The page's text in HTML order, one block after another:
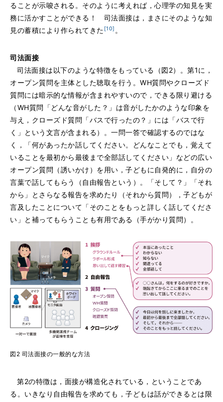
ることが示唆される。そのように考えれば，心理学の知見を実
務に活かすことができる！ 司法面接は，まさにそのような知
見の蓄積により作られてきた [10] 。
司法面接
司法面接は以下のような特徴をもっている（図2）。第1に，
オープン質問を主体とした聴取を行う。WH質問やクローズド
質問には暗示的な情報が含まれやすいので，できる限り避ける
（WH質問「どんな音がした？」は音がしたかのような印象を
与え，クローズド質問「バスで行ったの？」には「バスで行
く」という文言が含まれる）。一問一答で確認するのではな
く，「何があったか話してください。どんなことでも，覚えて
いることを最初から最後まで全部話してください」などの広い
オープン質問（誘いかけ）を用い，子どもに自発的に，自分の
言葉で話してもらう（自由報告という）。「そして？」「それ
から」とさらなる報告を求めたり（それから質問），子どもが
言及したことについて「そのことをもっと詳しく話してくださ
い」と補ってもらうことも有用である（手がかり質問）。
図2 司法面接の一般的な方法
第2の特徴は，面接が構造化されている，ということであ
る。いきなり自由報告を求めても，子どもは話ができるとは限